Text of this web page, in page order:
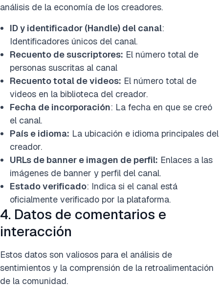
análisis de la economía de los creadores.
ID y identificador (Handle) del canal:
Identificadores únicos del canal.
Recuento de suscriptores: El número total de
personas suscritas al canal
Recuento total de videos: El número total de
videos en la biblioteca del creador.
Fecha de incorporación: La fecha en que se creó
el canal.
País e idioma: La ubicación e idioma principales del
creador.
URLs de banner e imagen de perfil: Enlaces a las
imágenes de banner y perfil del canal.
Estado verificado: Indica si el canal está
oficialmente verificado por la plataforma.
4. Datos de comentarios e
interacción
Estos datos son valiosos para el análisis de
sentimientos y la comprensión de la retroalimentación
de la comunidad.